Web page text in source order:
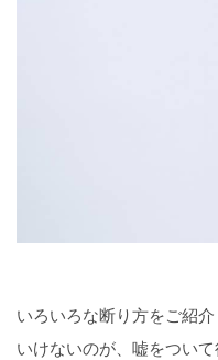
いろいろな断り方をご紹
いけないのが、嘘をつい